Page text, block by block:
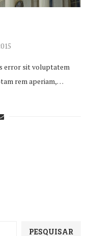
error sit voluptatem
rem aperiam,…
PESQUISAR